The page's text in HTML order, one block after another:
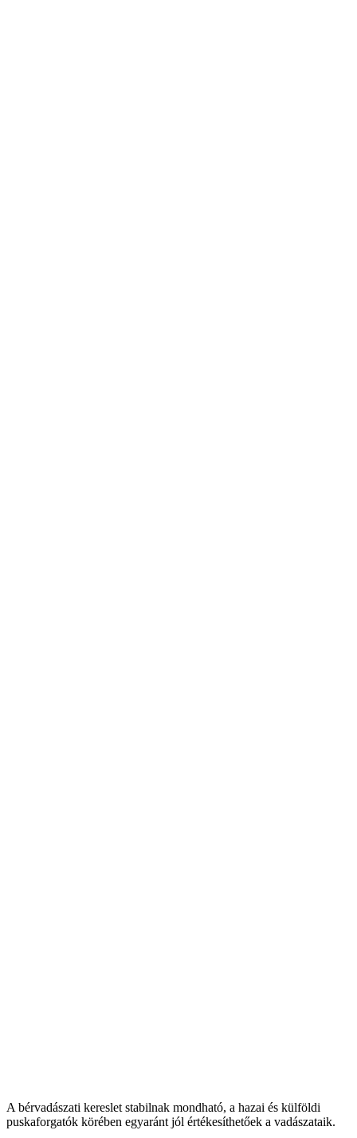
A bérvadászati kereslet stabilnak mondható, a hazai és külföldi
puskaforgatók körében egyaránt jól értékesíthetőek a vadászataik.